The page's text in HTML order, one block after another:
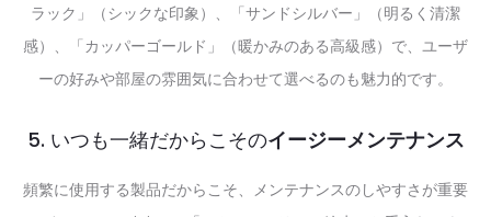
ラック」（シックな印象）、「サンドシルバー」（明るく清潔
感）、「カッパーゴールド」（暖かみのある高級感）で、ユーザ
ーの好みや部屋の雰囲気に合わせて選べるのも魅力的です。
5. いつも一緒だからこそのイージーメンテナンス
頻繁に使用する製品だからこそ、メンテナンスのしやすさが重要